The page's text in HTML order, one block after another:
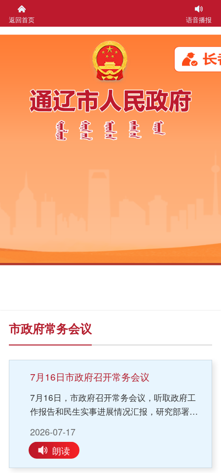
返回首页 语音播报
市政府常务会议
7月16日市政府召开常务会议
7月16日，市政府召开常务会议，听取政府工
作报告和民生实事进展情况汇报，研究部署贯
并讲话。会议指出，高质量完成政府工作报告
确定的各项重点任务和民生实事，是兑现政府
对人民群众庄严承诺的实际行动，也是推动全
2026-07-17
朗读